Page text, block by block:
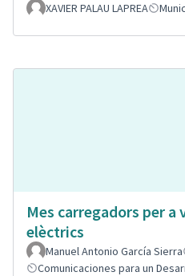
XAVIER PALAU LAPREA
Mes carregadors per a
elèctrics
Manuel Antonio García Sierra
Comunicaciones para un